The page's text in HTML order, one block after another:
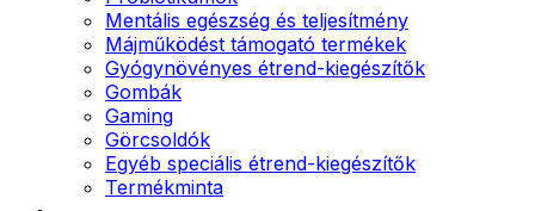
Mentális egészség és teljesítmény
Májműködést támogató termékek
Gyógynövényes étrend-kiegészítők
Gombák
Gaming
Görcsoldók
Egyéb speciális étrend-kiegészítők
Termékminta